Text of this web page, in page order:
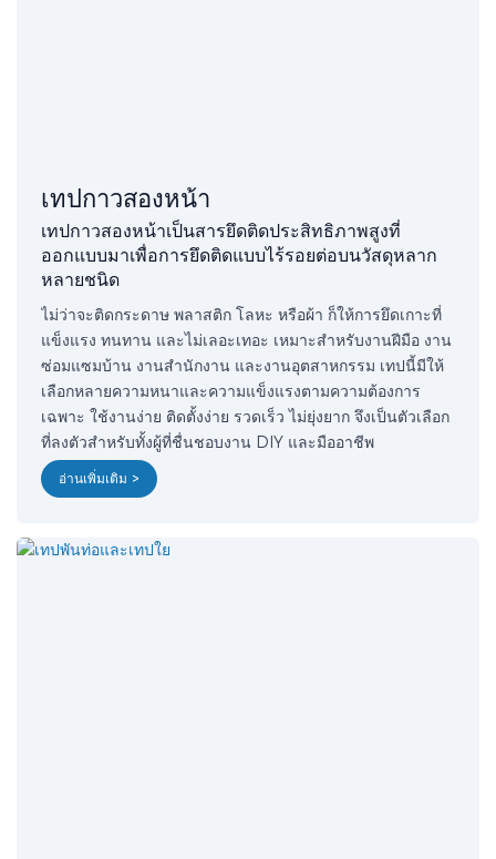
เทปกาวสองหน้า
เทปกาวสองหน้าเป็นสารยึดติดประสิทธิภาพสูงที่
ออกแบบมาเพื่อการยึดติดแบบไร้รอยต่อบนวัสดุหลาก
หลายชนิด
ไม่ว่าจะติดกระดาษ พลาสติก โลหะ หรือผ้า ก็ให้การยึดเกาะที่
แข็งแรง ทนทาน และไม่เลอะเทอะ เหมาะสำหรับงานฝีมือ งาน
ซ่อมแซมบ้าน งานสำนักงาน และงานอุตสาหกรรม เทปนี้มีให้
เลือกหลายความหนาและความแข็งแรงตามความต้องการ
เฉพาะ ใช้งานง่าย ติดตั้งง่าย รวดเร็ว ไม่ยุ่งยาก จึงเป็นตัวเลือก
ที่ลงตัวสำหรับทั้งผู้ที่ชื่นชอบงาน DIY และมืออาชีพ
อ่านเพิ่มเติม >